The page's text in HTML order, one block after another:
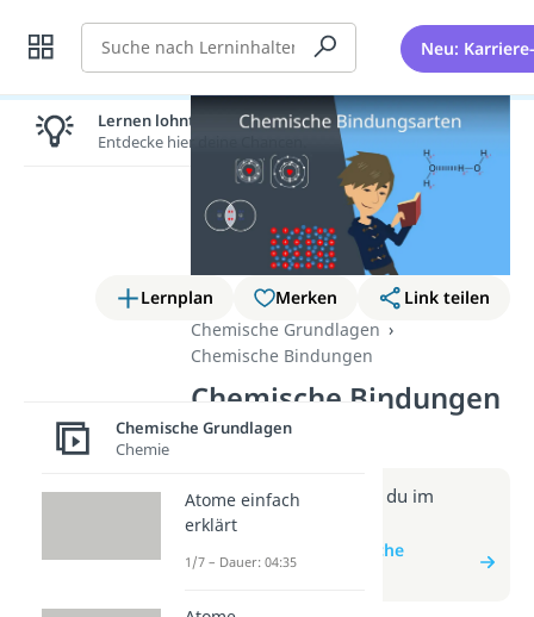
Suche Neu:
Lernplan Merken
Link teilen
Chemische Grundlagen
Chemische Bindungen
Chemische Bindungen
(Video)
Weitere Infos erhältst du im
Beitrag zum Video
zum Beitrag: Chemische
Bindungsarten
Lernen lohnt sich!
Entdecke hier deine Chancen.
Chemische Grundlagen
Chemie
Atome einfach
erklärt
1/7 – Dauer: 04:35